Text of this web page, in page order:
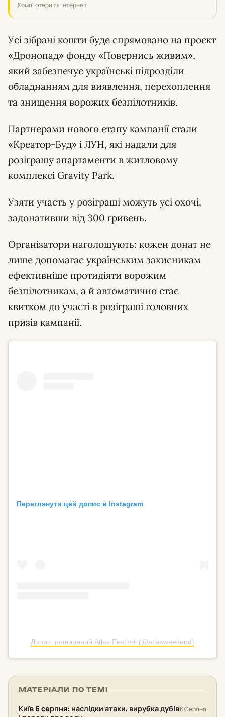
Комп'ютери та інтернет
Усі зібрані кошти буде спрямовано на проєкт
«Дронопад» фонду «Повернись живим»,
який забезпечує українські підрозділи
обладнанням для виявлення, перехоплення
та знищення ворожих безпілотників.
Партнерами нового етапу кампанії стали
«Креатор-Буд» і ЛУН, які надали для
розіграшу апартаменти в житловому
комплексі Gravity Park.
Узяти участь у розіграші можуть усі охочі,
задонативши від 300 гривень.
Організатори наголошують: кожен донат не
лише допомагає українським захисникам
ефективніше протидіяти ворожим
безпілотникам, а й автоматично стає
квитком до участі в розіграші головних
призів кампанії.
Переглянути цей допис в Instagram
Допис, поширений Atlas Festival (@atlasweekend)
МАТЕРІАЛИ ПО ТЕМІ
Київ 6 серпня: наслідки атаки, вирубка дубів6 Серпня